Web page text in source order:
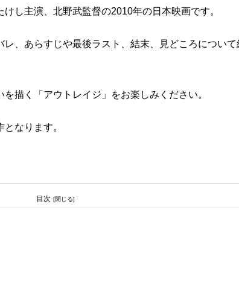
し主演、北野武監督の2010年の日本映画です。
レ、あらすじや最後ラスト、結末、見どころについて
描く「アウトレイジ」をお楽しみください。
なります。
目次